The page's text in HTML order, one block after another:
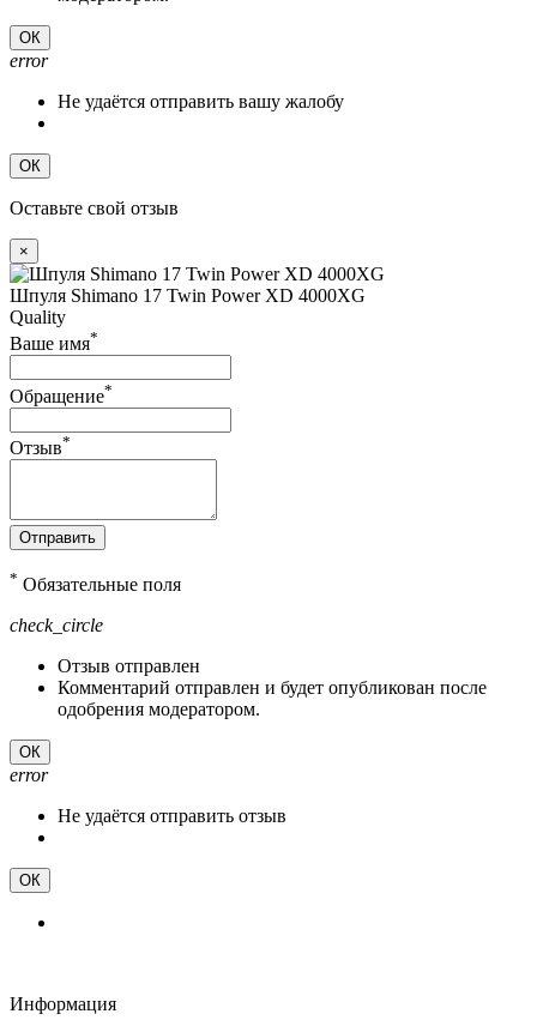
ОК
error
Не удаётся отправить вашу жалобу
ОК
Оставьте свой отзыв
×
Шпуля Shimano 17 Twin Power XD 4000XG
Quality
Ваше имя*
Обращение*
Отзыв*
Отправить
* Обязательные поля
check_circle
Отзыв отправлен
Комментарий отправлен и будет опубликован после
одобрения модератором.
ОК
error
Не удаётся отправить отзыв
ОК
Информация